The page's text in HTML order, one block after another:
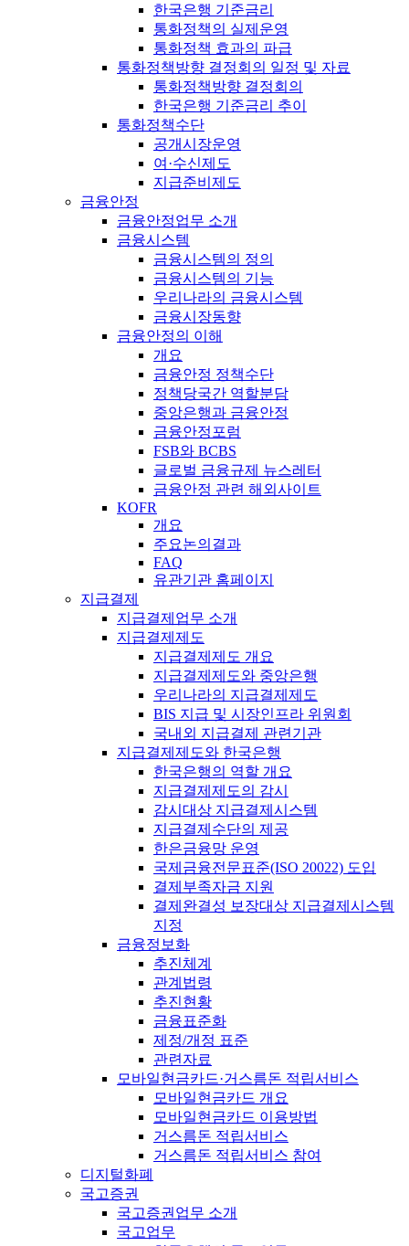
한국은행 기준금리
통화정책의 실제운영
통화정책 효과의 파급
통화정책방향 결정회의 일정 및 자료
통화정책방향 결정회의
한국은행 기준금리 추이
통화정책수단
공개시장운영
여·수신제도
지급준비제도
금융안정
금융안정업무 소개
금융시스템
금융시스템의 정의
금융시스템의 기능
우리나라의 금융시스템
금융시장동향
금융안정의 이해
개요
금융안정 정책수단
정책당국간 역할분담
중앙은행과 금융안정
금융안정포럼
FSB와 BCBS
글로벌 금융규제 뉴스레터
금융안정 관련 해외사이트
KOFR
개요
주요논의결과
FAQ
유관기관 홈페이지
지급결제
지급결제업무 소개
지급결제제도
지급결제제도 개요
지급결제제도와 중앙은행
우리나라의 지급결제제도
BIS 지급 및 시장인프라 위원회
국내외 지급결제 관련기관
지급결제제도와 한국은행
한국은행의 역할 개요
지급결제제도의 감시
감시대상 지급결제시스템
지급결제수단의 제공
한은금융망 운영
국제금융전문표준(ISO 20022) 도입
결제부족자금 지원
결제완결성 보장대상 지급결제시스템
지정
금융정보화
추진체계
관계법령
추진현황
금융표준화
제정/개정 표준
관련자료
모바일현금카드·거스름돈 적립서비스
모바일현금카드 개요
모바일현금카드 이용방법
거스름돈 적립서비스
거스름돈 적립서비스 참여
디지털화폐
국고증권
국고증권업무 소개
국고업무